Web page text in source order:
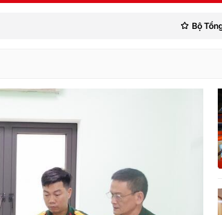
CHẾ ĐỘ - CHÍNH SÁCH - HƯỚNG NGHIỆP
Bộ Tổng Tham